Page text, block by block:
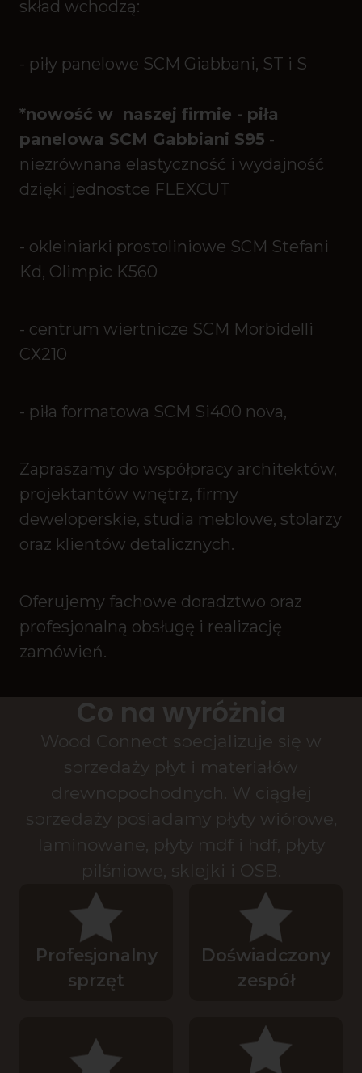
skład wchodzą:
- piły panelowe SCM Giabbani, ST i S
*nowość w naszej firmie - piła
panelowa SCM Gabbiani S95 -
niezrównana elastyczność i wydajność
dzięki jednostce FLEXCUT
- okleiniarki prostoliniowe SCM Stefani
Kd, Olimpic K560
- centrum wiertnicze SCM Morbidelli
CX210
- piła formatowa SCM Si400 nova,
Zapraszamy do współpracy architektów,
projektantów wnętrz, firmy
deweloperskie, studia meblowe, stolarzy
oraz klientów detalicznych.
Oferujemy fachowe doradztwo oraz
profesjonalną obsługę i realizację
zamówień.
Co na wyróżnia
Wood Connect specjalizuje się w
sprzedaży płyt i materiałów
drewnopochodnych. W ciągłej
sprzedaży posiadamy płyty wiórowe,
laminowane, płyty mdf i hdf, płyty
pilśniowe, sklejki i OSB.
Profesjonalny
sprzęt
Doświadczony
zespół